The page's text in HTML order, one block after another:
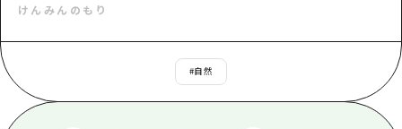
日帰り
HIROSHIMA FREE Wi-Fi
観光案内所
けんみんのもり
#自然